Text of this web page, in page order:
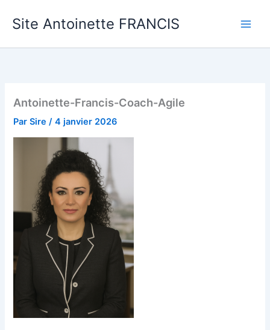
Site Antoinette FRANCIS
Antoinette-Francis-Coach-Agile
ParSire/4 janvier 2026